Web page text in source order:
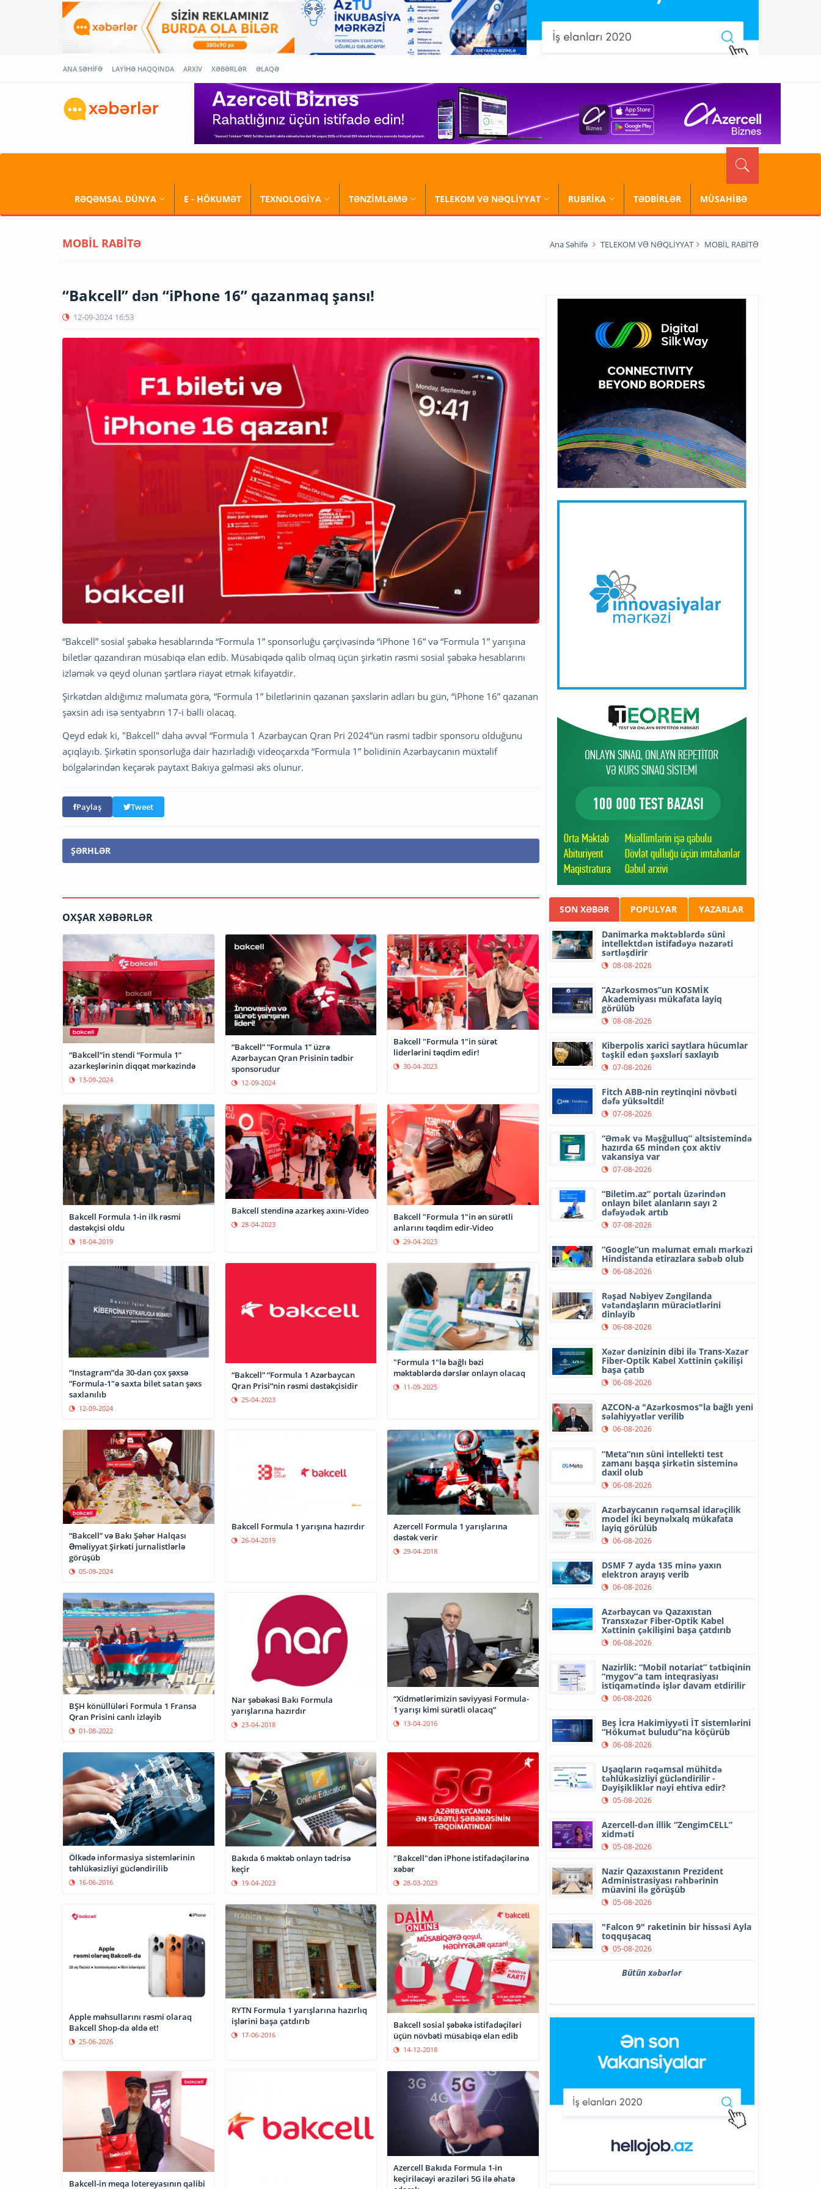
ANA SƏHİFƏ LAYİHƏ HAQQINDA ARXİV XƏBƏRLƏR ƏLAQƏ
RƏQƏMSAL DÜNYA E - HÖKUMƏT TEXNOLOGİYA TƏNZİMLƏMƏ TELEKOM VƏ NƏQLİYYAT RUBRİKA TƏDBİRLƏR MÜSAHİBƏ
MOBİL RABİTƏ Ana Səhifə TELEKOM VƏ NƏQLİYYAT MOBİL RABİTƏ
“Bakcell” dən “iPhone 16” qazanmaq şansı!
12-09-2024 16:53
“Bakcell” sosial şəbəkə hesablarında “Formula 1” sponsorluğu çərçivəsində “iPhone 16” və “Formula 1” yarışına
biletlər qazandıran müsabiqə elan edib. Müsabiqədə qalib olmaq üçün şirkətin rəsmi sosial şəbəkə hesablarını
izləmək və qeyd olunan şərtlərə riayət etmək kifayətdir.
Şirkətdən aldığımız məlumata görə, “Formula 1” biletlərinin qazanan şəxslərin adları bu gün, “iPhone 16” qazanan
şəxsin adı isə sentyabrın 17-i bəlli olacaq.
Qeyd edək ki, "Bakcell" daha əvvəl “Formula 1 Azərbaycan Qran Pri 2024”ün rəsmi tədbir sponsoru olduğunu
açıqlayıb. Şirkətin sponsorluğa dair hazırladığı videoçarxda “Formula 1” bolidinin Azərbaycanın müxtəlif
bölgələrindən keçərək paytaxt Bakıya gəlməsi əks olunur.
Paylaş Tweet
ŞƏRHLƏR
OXŞAR XƏBƏRLƏR
“Bakcell”in stendi “Formula 1”
azarkeşlərinin diqqət mərkəzində
13-09-2024
“Bakcell” “Formula 1” üzrə
Azərbaycan Qran Prisinin tədbir
sponsorudur
12-09-2024
Bakcell "Formula 1"in sürət
liderlərini təqdim edir!
30-04-2023
Bakcell Formula 1-in ilk rəsmi
dəstəkçisi oldu
18-04-2019
Bakcell stendinə azarkeş axını-Video
28-04-2023
Bakcell "Formula 1"in ən sürətli
anlarını təqdim edir-Video
29-04-2023
“Instagram”da 30-dan çox şəxsə
“Formula-1"ə saxta bilet satan şəxs
saxlanılıb
12-09-2024
“Bakcell” “Formula 1 Azərbaycan
Qran Prisi”nin rəsmi dəstəkçisidir
25-04-2023
"Formula 1"lə bağlı bəzi
məktəblərdə dərslər onlayn olacaq
11-09-2025
“Bakcell” və Bakı Şəhər Halqası
Əməliyyat Şirkəti jurnalistlərlə
görüşüb
05-09-2024
Bakcell Formula 1 yarışına hazırdır
26-04-2019
Azercell Formula 1 yarışlarına
dəstək verir
29-04-2018
BŞH könüllüləri Formula 1 Fransa
Qran Prisini canlı izləyib
01-08-2022
Nar şəbəkəsi Bakı Formula
yarışlarına hazırdır
23-04-2018
“Xidmətlərimizin səviyyəsi Formula-
1 yarışı kimi sürətli olacaq”
13-04-2016
Ölkədə informasiya sistemlərinin
təhlükəsizliyi gücləndirilib
16-06-2016
Bakıda 6 məktəb onlayn tədrisə
keçir
19-04-2023
"Bakcell"dən iPhone istifadəçilərinə
xəbər
28-03-2023
Apple məhsullarını rəsmi olaraq
Bakcell Shop-da əldə et!
25-06-2026
RYTN Formula 1 yarışlarına hazırlıq
işlərini başa çatdırıb
17-06-2016
Bakcell sosial şəbəkə istifadəçiləri
üçün növbəti müsabiqə elan edib
14-12-2018
Bakcell-in meqa lotereyasının qalibi
Azercell Bakıda Formula 1-in
keçiriləcəyi əraziləri 5G ilə əhatə
SON XƏBƏR POPULYAR YAZARLAR
Danimarka məktəblərdə süni
intellektdən istifadəyə nəzarəti
sərtləşdirir
08-08-2026
“Azərkosmos”un KOSMİK
Akademiyası mükafata layiq
görülüb
08-08-2026
Kiberpolis xarici saytlara hücumlar
təşkil edən şəxsləri saxlayıb
07-08-2026
Fitch ABB-nin reytinqini növbəti
dəfə yüksəltdi!
07-08-2026
“Əmək və Məşğulluq” altsistemində
hazırda 65 mindən çox aktiv
vakansiya var
07-08-2026
“Biletim.az” portalı üzərindən
onlayn bilet alanların sayı 2
dəfəyədək artıb
07-08-2026
“Google”un məlumat emalı mərkəzi
Hindistanda etirazlara səbəb olub
06-08-2026
Rəşad Nəbiyev Zəngilanda
vətəndaşların müraciətlərini
dinləyib
06-08-2026
Xəzər dənizinin dibi ilə Trans-Xəzər
Fiber-Optik Kabel Xəttinin çəkilişi
başa çatıb
06-08-2026
AZCON-a "Azərkosmos"la bağlı yeni
səlahiyyətlər verilib
06-08-2026
“Meta”nın süni intellekti test
zamanı başqa şirkətin sisteminə
daxil olub
06-08-2026
Azərbaycanın rəqəmsal idarəçilik
model iki beynəlxalq mükafata
layiq görülüb
06-08-2026
DSMF 7 ayda 135 minə yaxın
elektron arayış verib
06-08-2026
Azərbaycan və Qazaxıstan
Transxəzər Fiber-Optik Kabel
Xəttinin çəkilişini başa çatdırıb
06-08-2026
Nazirlik: “Mobil notariat” tətbiqinin
“mygov”a tam inteqrasiyası
istiqamətində işlər davam etdirilir
06-08-2026
Beş İcra Hakimiyyəti İT sistemlərini
“Hökumət buludu”na köçürüb
06-08-2026
Uşaqların rəqəmsal mühitdə
təhlükəsizliyi gücləndirilir -
Dəyişikliklər nəyi ehtiva edir?
05-08-2026
Azercell-dən illik “ZengimCELL”
xidməti
05-08-2026
Nazir Qazaxıstanın Prezident
Administrasiyası rəhbərinin
müavini ilə görüşüb
05-08-2026
"Falcon 9" raketinin bir hissəsi Ayla
toqquşacaq
05-08-2026
Bütün xəbərlər